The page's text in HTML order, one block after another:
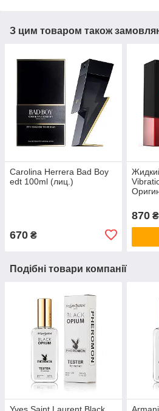
З цим товаром також
Carolina Herrera Bad Boy
edt 100ml (лиц.)
670 ₴
870₴
Подібні товари компанії